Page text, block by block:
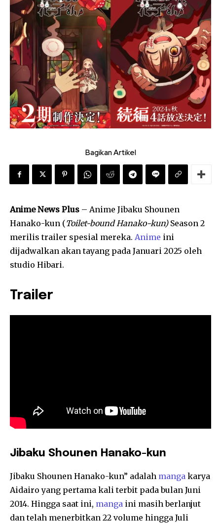
Bagikan Artikel
Anime News Plus – Anime Jibaku Shounen
Hanako-kun (Toilet-bound Hanako-kun) Season 2
merilis trailer spesial mereka. Anime ini
dijadwalkan akan tayang pada Januari 2025 oleh
studio Hibari.
Trailer
Jibaku Shounen Hanako-kun
Jibaku Shounen Hanako-kun” adalah manga karya
Aidairo yang pertama kali terbit pada bulan Juni
2014. Hingga saat ini, manga ini masih berlanjut
dan telah menerbitkan 22 volume hingga Juli